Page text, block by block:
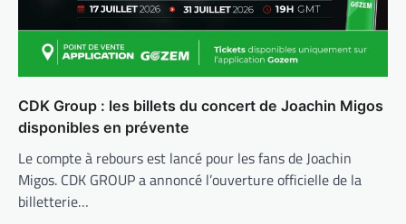
CDK Group : les billets du concert de Joachin Migos
disponibles en prévente
Le compte à rebours est lancé pour les fans de Joachin
Migos. CDK GROUP a annoncé l’ouverture officielle de la
billetterie…